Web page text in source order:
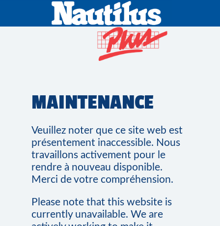
MAINTENANCE
Veuillez noter que ce site web est
présentement inaccessible. Nous
travaillons activement pour le
rendre à nouveau disponible.
Merci de votre compréhension.
Please note that this website is
currently unavailable. We are